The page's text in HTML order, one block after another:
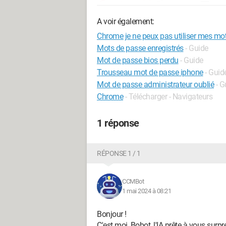
A voir également:
Chrome je ne peux pas utiliser mes
Mots de passe enregistrés- Guide
Mot de passe bios perdu - Guide
Trousseau mot de passe iphone-
Mot de passe administrateur oublié -
Chrome - Télécharger - Navigateurs
1 réponse
RÉPONSE 1 / 1
CCMBot
1 mai 2024 à 08:21
Bonjour !